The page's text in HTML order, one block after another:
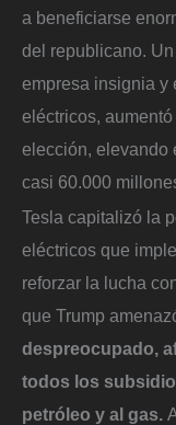
a beneficiarse
del republicano.
empresa insignia y
eléctricos,
elección, elevando
casi 60.000
Tesla capitalizó la
eléctricos que
reforzar la lucha
que Trump
despreocupado,
todos los
petróleo y al gas.